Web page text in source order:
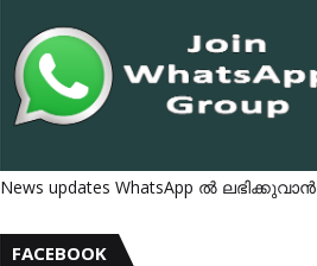
News updates WhatsApp ൽ ലഭിക്കുവാൻ
FACEBOOK